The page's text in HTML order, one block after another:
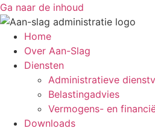
Ga naar de inhoud
Home
Over Aan-Slag
Diensten
Administratieve
Belastingadvies
Vermogens- en
Downloads